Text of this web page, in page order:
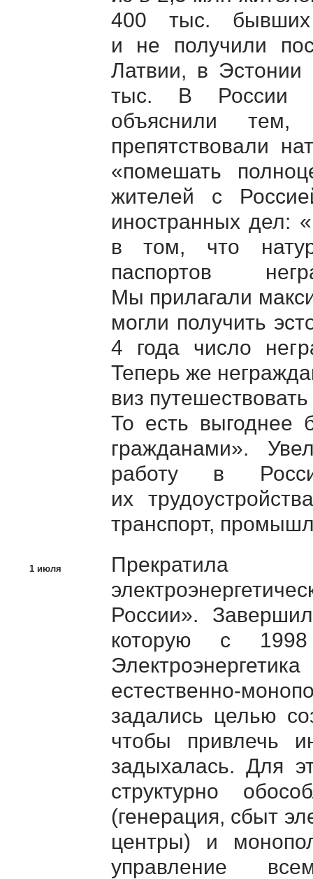
400 тыс.
и не получили
Латвии, в
тыс. В России
объяснили тем,
препятствовали
«помешать
жителей с
иностранных дел:
в том, что
паспортов
Мы прилагали
могли получить
4 года число
Теперь же
виз
То есть выгоднее
гражданами».
работу в
их
транспорт,
1 июля
России».
которую с
естественно-
задались целью
чтобы привлечь
задыхалась. Для
структурно
(генерация, сбыт
центры) и
управление